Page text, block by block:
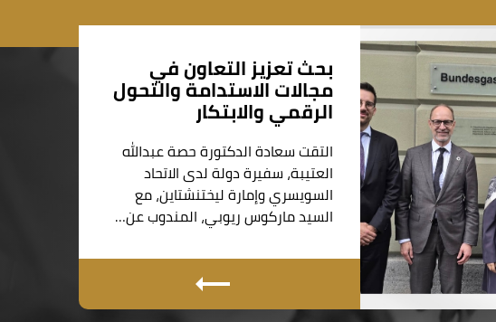
بحث تعزيز التعاون في
مجالات الاستدامة والتحول
الرقمي والابتكار
التقت سعادة الدكتورة حصة عبدالله
العتيبة، سفيرة دولة لدى الاتحاد
السويسري وإمارة ليختنشتاين، مع
السيد ماركوس ريوبي، المندوب عن…